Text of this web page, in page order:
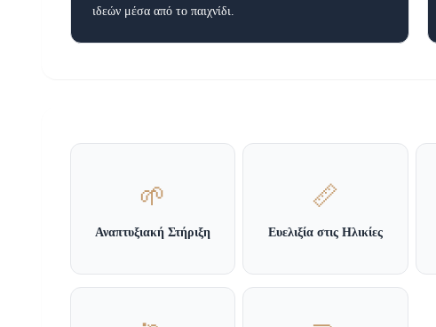
ιδεών μέσα από το παιχνίδι.
🌱
Αναπτυξιακή Στήριξη
📏
Ευελιξία στις Ηλικίες